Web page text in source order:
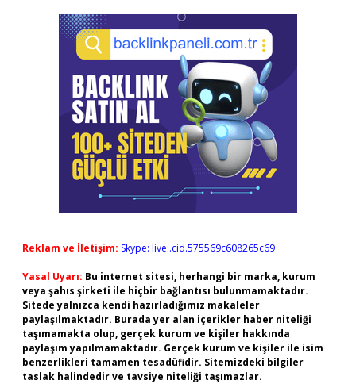
Reklam ve İletişim: Skype: live:.cid.575569c608265c69
Yasal Uyarı: Bu internet sitesi, herhangi bir marka, kurum
veya şahıs şirketi ile hiçbir bağlantısı bulunmamaktadır.
Sitede yalnızca kendi hazırladığımız makaleler
paylaşılmaktadır. Burada yer alan içerikler haber niteliği
taşımamakta olup, gerçek kurum ve kişiler hakkında
paylaşım yapılmamaktadır. Gerçek kurum ve kişiler ile isim
benzerlikleri tamamen tesadüfidir. Sitemizdeki bilgiler
taslak halindedir ve tavsiye niteliği taşımazlar.